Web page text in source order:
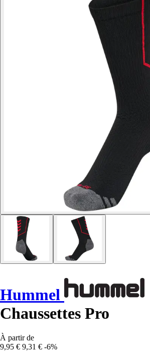
Hummel
Chaussettes Pro
À partir de
9,95 € 9,31 € -6%